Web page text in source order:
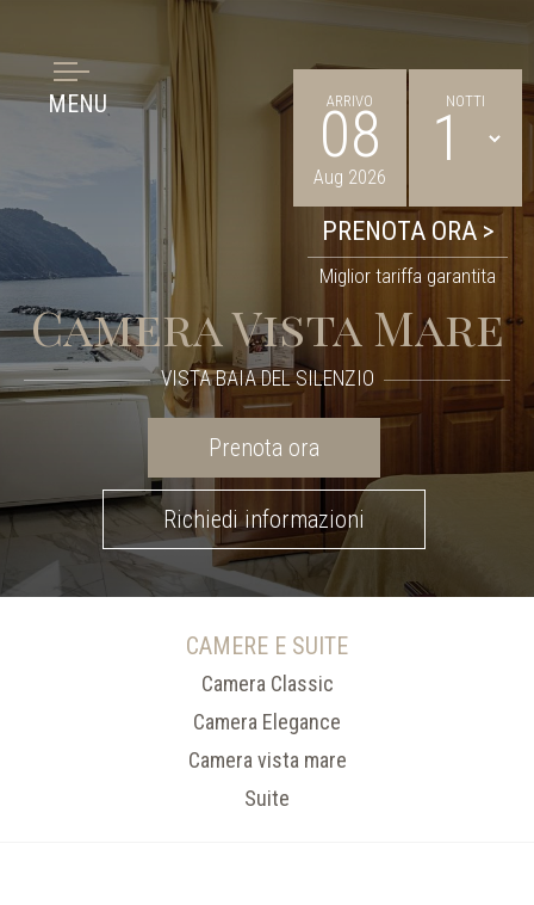
MENU ARRIVO
08
Aug 2026
NOTTI
Miglior tariffa garantita
Camera Vista Mare
VISTA BAIA DEL SILENZIO
Prenota ora
Richiedi informazioni
CAMERE E SUITE
Camera Classic
Camera Elegance
Camera vista mare
Suite